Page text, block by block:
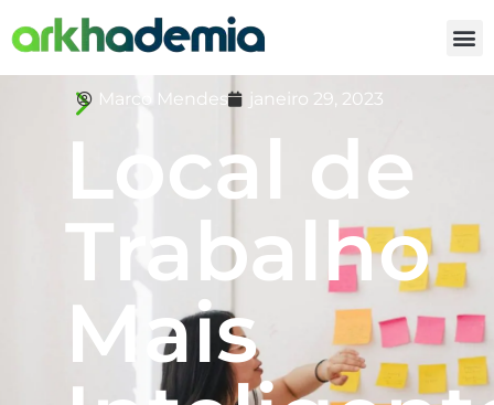
Marco Mendes janeiro 29, 2023
Local de
Trabalho
Mais